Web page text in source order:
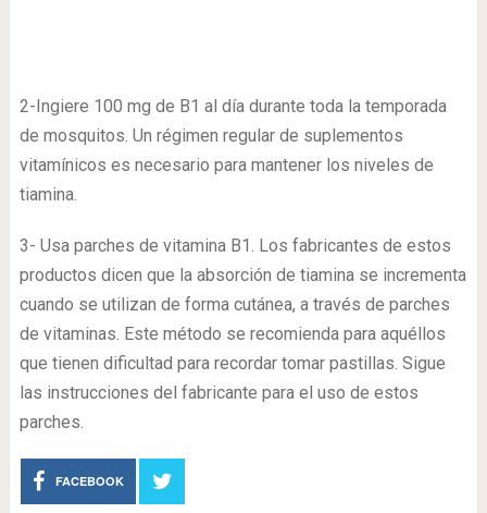
2-Ingiere 100 mg de B1 al día durante toda la temporada
de mosquitos. Un régimen regular de suplementos
vitamínicos es necesario para mantener los niveles de
tiamina.
3- Usa parches de vitamina B1. Los fabricantes de estos
productos dicen que la absorción de tiamina se incrementa
cuando se utilizan de forma cutánea, a través de parches
de vitaminas. Este método se recomienda para aquéllos
que tienen dificultad para recordar tomar pastillas. Sigue
las instrucciones del fabricante para el uso de estos
parches.
FACEBOOK